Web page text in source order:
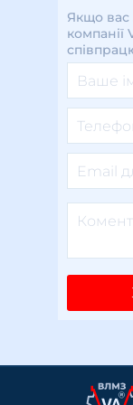
Якщо вас
компанії